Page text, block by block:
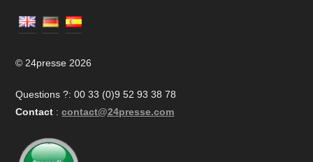
© 24presse 2026
Questions ?: 00 33 (0)9 52 93 38 78
Contact : contact@24presse.com